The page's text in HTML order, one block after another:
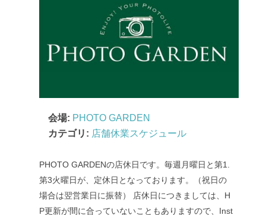
会場: PHOTO GARDEN
カテゴリ: 店舗休業スケジュール
PHOTO GARDENの店休日です。毎週月曜日と第1.
第3火曜日が、定休日となっております。（祝日の
場合は翌営業日に振替）
店休日につきましては、H
P更新が間に合っていないこともありますので、Inst